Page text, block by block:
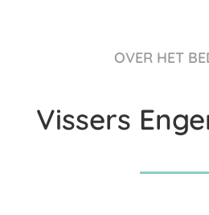
OVER HET
Vissers